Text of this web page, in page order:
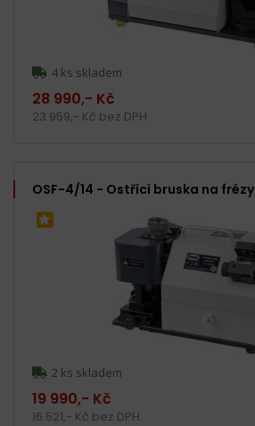
4 ks skladem
28 990,- Kč
23 959,- Kč bez DPH
OSF-4/14 - Ostřící bruska na frézy
2 ks skladem
19 990,- Kč
16 521,- Kč bez DPH